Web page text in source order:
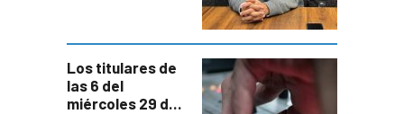
Los titulares de
las 6 del
miércoles 29 de